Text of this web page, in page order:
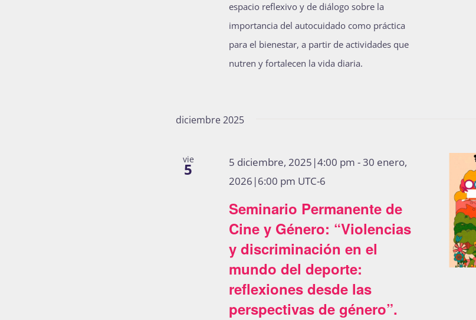
espacio reflexivo y de diálogo sobre la
importancia del autocuidado como práctica
para el bienestar, a partir de actividades que
nutren y fortalecen la vida diaria.
diciembre 2025
vie
5
Seminario Permanente de
Cine y Género: “Violencias
y discriminación en el
mundo del deporte:
reflexiones desde las
perspectivas de género”.
5 diciembre, 2025|4:00 pm -30 enero,
2026|6:00 pm UTC-6